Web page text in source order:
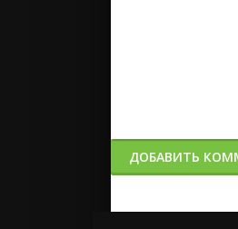
ДОБАВИТЬ